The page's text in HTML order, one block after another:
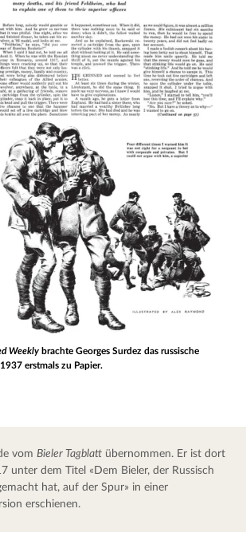
Weekly brachte Georges Surdez das russische
erstmals zu Papier.
vom Bieler Tagblatt übernommen. Er ist dort
unter dem Titel «Dem Bieler, der Russisch
hat, auf der Spur» in einer
erschienen.